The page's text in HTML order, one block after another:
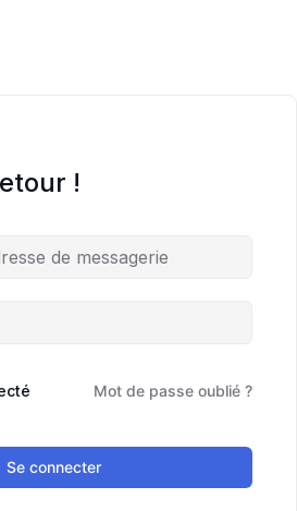
!
Mot de passe oublié ?
Se connecter